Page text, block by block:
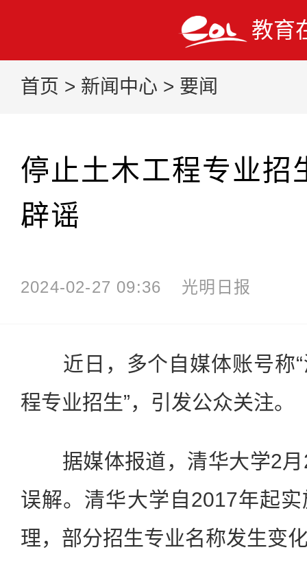
教育
首页 > 新闻中心 > 要闻
停止土木工程专业招
辟谣
2024-02-27 09:36 光明日报
近日，多个自媒体账号称“
程专业招生”，引发公众关注。
据媒体报道，清华大学2月
误解。清华大学自2017年起
理，部分招生专业名称发生变